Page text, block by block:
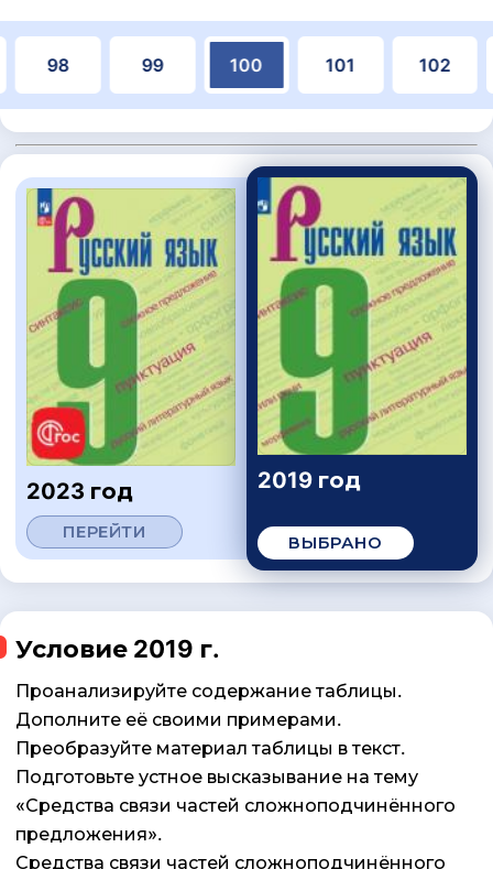
98 99 100 101 102
2023 год
ПЕРЕЙТИ
2019 год
ВЫБРАНО
Условие 2019 г.
Проанализируйте содержание таблицы.
Дополните её своими примерами.
Преобразуйте материал таблицы в текст.
Подготовьте устное высказывание на тему
«Средства связи частей сложноподчинённого
предложения».
Средства связи частей сложноподчинённого